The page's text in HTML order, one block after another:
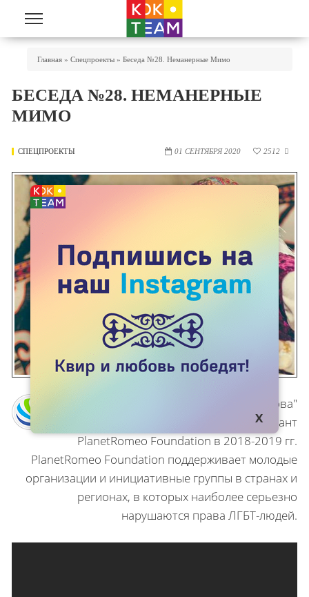
Перейти к основному содержанию
Главная » Спецпроекты » Беседа №28. Неманерные Мимо
БЕСЕДА №28. НЕМАНЕРНЫЕ
МИМО
СПЕЦПРОЕКТЫ 01 СЕНТЯБРЯ 2020 2512 
Проект "Пони Валиханова"
осуществлялся на грант
PlanetRomeo Foundation в 2018-2019 гг.
PlanetRomeo Foundation поддерживает молодые
организации и инициативные группы в странах и
регионах, в которых наиболее серьезно
нарушаются права ЛГБТ-людей.